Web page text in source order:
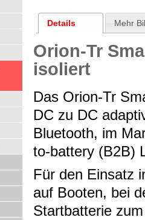
Details Mehr
Orion-Tr
isoliert
Das Orion-Tr
DC zu DC
Bluetooth, im
to-battery (B2B)
Für den Einsatz
auf Booten, bei
Startbatterie